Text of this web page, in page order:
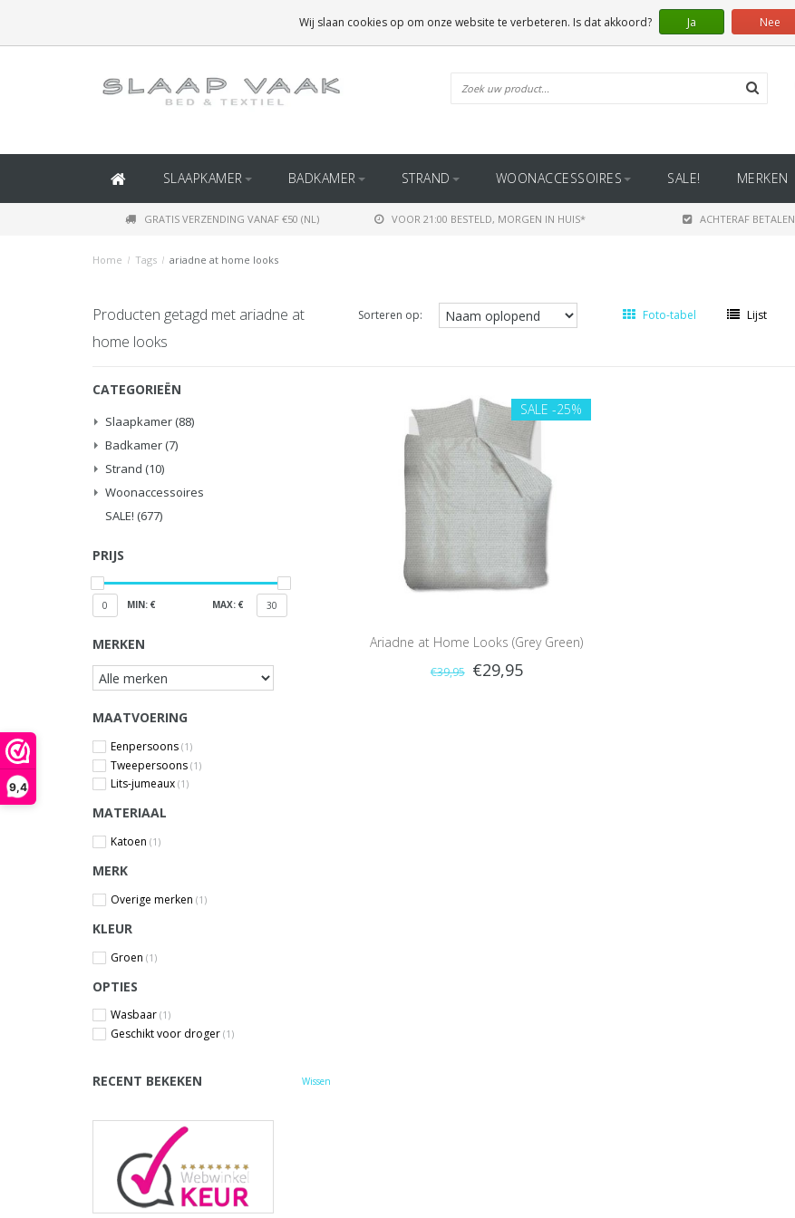
9,4
(BINNEN BELGIË)
SLAAPKAMER BADKAMER STRAND WOONACCESSOIRES SALE! MERKEN
GRATIS VERZENDING VANAF €50 (NL) VOOR 21:00 BESTELD, MORGEN IN HUIS* ACHTERAF BETALEN
Home / Tags / ariadne at home looks
Producten getagd met ariadne at
home looks
Sorteren op: Foto-tabel Lijst
CATEGORIEËN
Slaapkamer (88)
Badkamer (7)
Strand (10)
Woonaccessoires
SALE! (677)
PRIJS
0 MIN: € MAX: € 30
MERKEN
MAATVOERING
Eenpersoons (1)
Tweepersoons (1)
Lits-jumeaux (1)
MATERIAAL
Katoen (1)
MERK
Overige merken (1)
KLEUR
Groen (1)
OPTIES
Wasbaar (1)
Geschikt voor droger (1)
RECENT BEKEKEN Wissen
SALE -25%
Ariadne at Home Looks (Grey Green)
€39,95 €29,95
Wij slaan cookies op om onze website te verbeteren. Is dat akkoord? Ja Nee